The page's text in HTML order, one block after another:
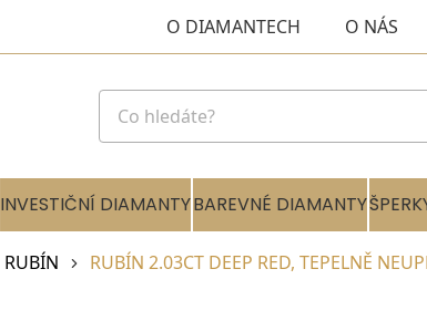
O DIAMANTECH O NÁS
INVESTIČNÍ DIAMANTYBAREVNÉ DIAMANTY
RUBÍN RUBÍN 2.03CT DEEP RED, TEPELNĚ